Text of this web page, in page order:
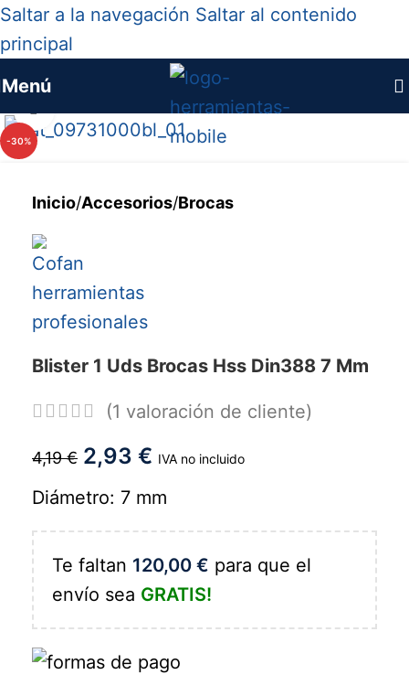
Saltar a la navegación Saltar al contenido
principal
Menú
-30%
Haga clic para ampliar
Inicio/Accesorios/Brocas
Blister 1 Uds Brocas Hss Din388 7 Mm
(1 valoración de cliente)
4,19€ 2,93 € IVA no incluido
Diámetro: 7 mm
Te faltan 120,00 € para que el
envío sea GRATIS!